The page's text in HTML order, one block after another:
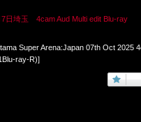
日埼玉 4cam Aud Multi edit Blu-ray
Super Arena:Japan 07th Oct 2025
ray-R)]